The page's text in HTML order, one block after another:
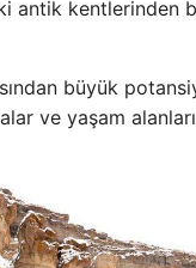
antik kentlerinden
büyük
ve yaşam